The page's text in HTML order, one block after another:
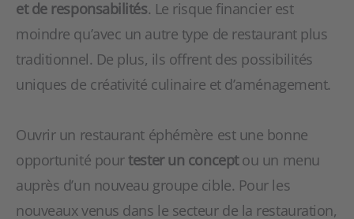
et de responsabilités. Le risque financier est
moindre qu’avec un autre type de restaurant plus
traditionnel. De plus, ils offrent des possibilités
uniques de créativité culinaire et d’aménagement.
Ouvrir un restaurant éphémère est une bonne
opportunité pourtester un conceptou un menu
auprès d’un nouveau groupe cible. Pour les
nouveaux venus dans le secteur de la restauration,